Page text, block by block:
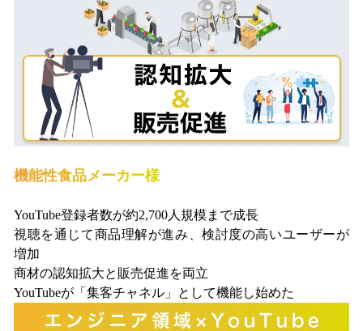
機能性食品メーカー様
YouTube登録者数が約2,700人規模まで成長
視聴を通じて商品理解が進み、検討度の高いユーザーが
増加
商材の認知拡大と販売促進を両立
YouTubeが「集客チャネル」として機能し始めた